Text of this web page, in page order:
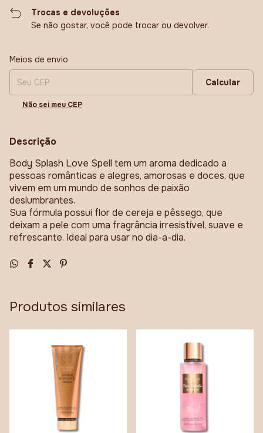
Trocas e devoluções
Se não gostar, você pode trocar ou devolver.
Entregas para o CEP:
Meios de envio
Calcular
Não sei meu CEP
Descrição
Body Splash Love Spell tem um aroma dedicado a
pessoas românticas e alegres, amorosas e doces, que
vivem em um mundo de sonhos de paixão
deslumbrantes.
Sua fórmula possui flor de cereja e pêssego, que
deixam a pele com uma fragrância irresistível, suave e
refrescante. Ideal para usar no dia-a-dia.
Produtos similares